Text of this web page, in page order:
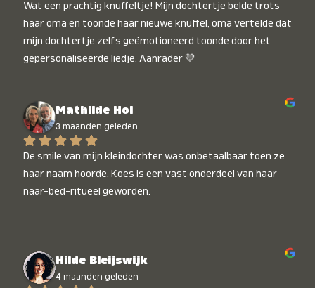
Wat een prachtig knuffeltje! Mijn dochtertje belde trots
haar oma en toonde haar nieuwe knuffel, oma vertelde dat
mijn dochtertje zelfs geëmotioneerd toonde door het
gepersonaliseerde liedje. Aanrader 💛
Mathilde Hol
3 maanden geleden
De smile van mijn kleindochter was onbetaalbaar toen ze
haar naam hoorde. Koes is een vast onderdeel van haar
naar-bed-ritueel geworden.
Hilde Bleijswijk
4 maanden geleden